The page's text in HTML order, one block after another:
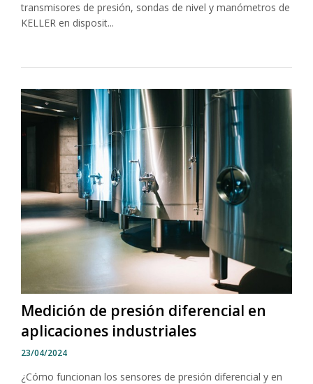
transmisores de presión, sondas de nivel y manómetros de
KELLER en disposit...
Medición de presión diferencial en
aplicaciones industriales
23/04/2024
¿Cómo funcionan los sensores de presión diferencial y en